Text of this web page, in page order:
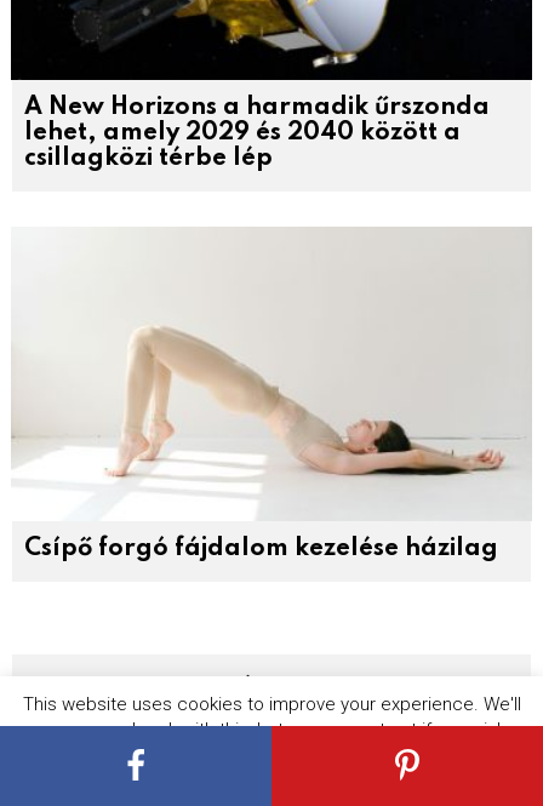
A New Horizons a harmadik űrszonda
lehet, amely 2029 és 2040 között a
csillagközi térbe lép
Csípő forgó fájdalom kezelése házilag
LEGÚJABBAK
This website uses cookies to improve your experience. We'll
assume you're ok with this, but you can opt-out if you wish.